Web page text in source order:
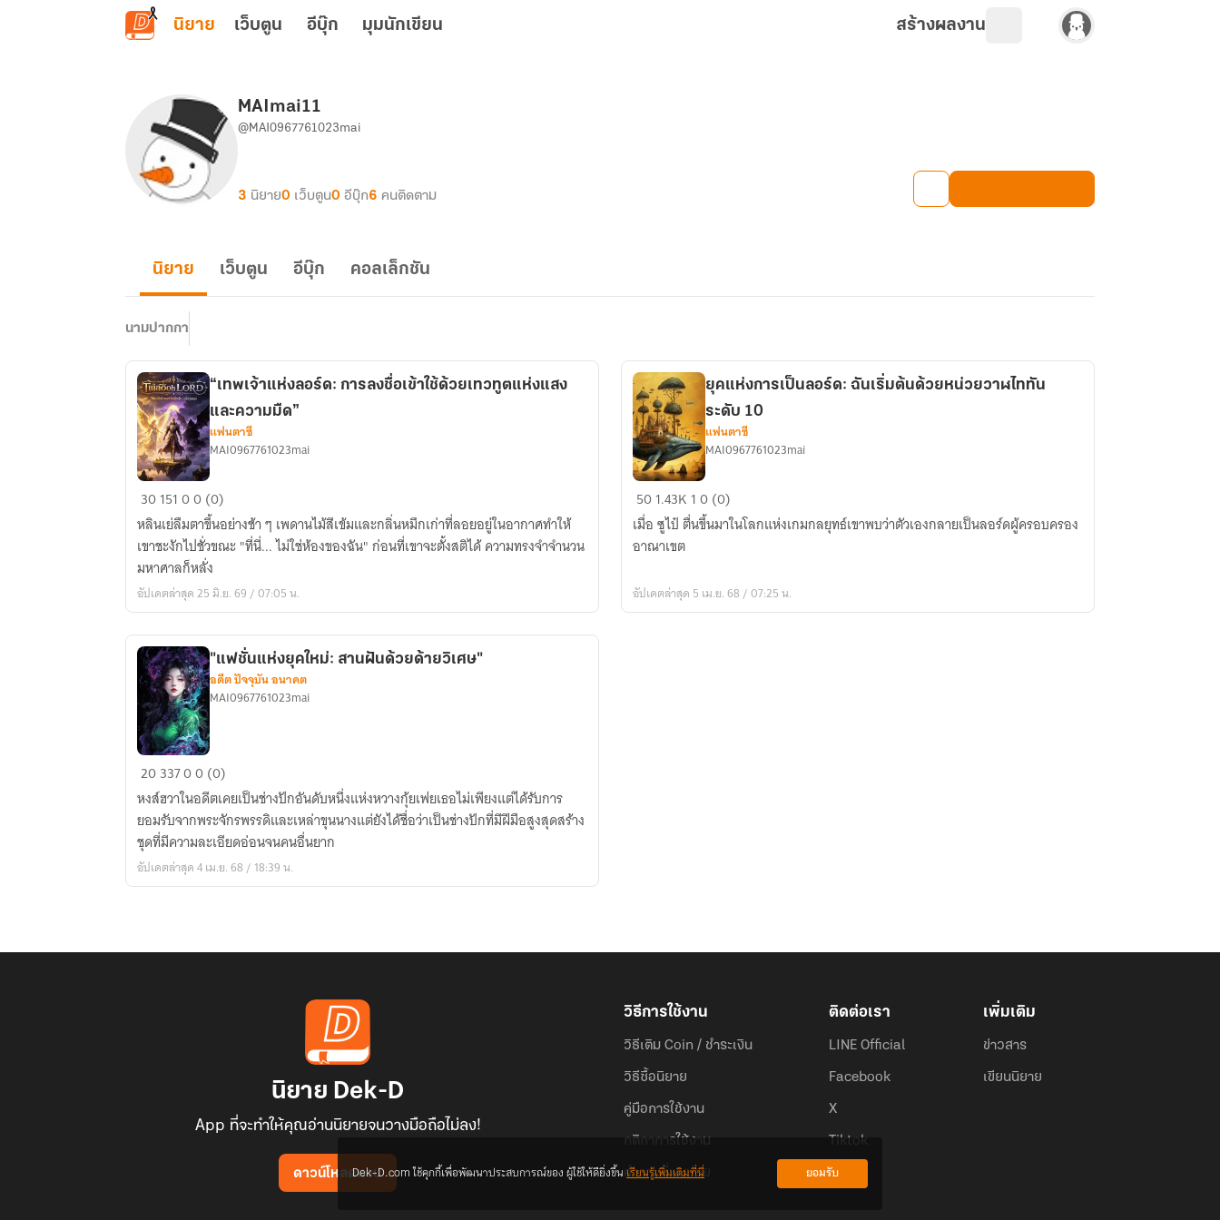
ข้ามไปยังเนื้อหาหลัก
นิยาย เว็บตูน อีบุ๊ก มุมนักเขียน สร้างผลงาน
MAImai11
@MAI0967761023mai
3 นิยาย0 เว็บตูน0 อีบุ๊ก6 คนติดตาม
นิยาย เว็บตูน อีบุ๊ก คอลเล็กชัน
นามปากกา
“เทพเจ้า
แห่ง
ลอร์ด:
การ
ลงชื่อ
เข้า
ด้วย
เทวทูต
แห่ง
แสง
และ
ความ
มืด”
“เทพเจ้าแห่งลอร์ด: การลงชื่อเข้าใช้ด้วยเทวทูตแห่งแสง
และความมืด”
แฟนตาซี
MAI0967761023mai
3015100 (0)
หลินเย่ลืมตาขึ้นอย่างช้า ๆ เพดานไม้สีเข้มและกลิ่นหมึกเก่าที่ลอยอยู่ในอากาศทำให้
เขาชะงักไปชั่วขณะ "ที่นี่... ไม่ใช่ห้องของฉัน" ก่อนที่เขาจะตั้งสติได้ ความทรงจำจำนวน
มหาศาลก็หลั่ง
อัปเดตล่าสุด 25 มิ.ย. 69 / 07:05 น.
ยุค
แห่ง
การ
เป็น
ฉัน
ยุคแห่งการเป็นลอร์ด: ฉันเริ่มต้นด้วยหน่วยวาฬไททัน
ระดับ 10
แฟนตาซี
MAI0967761023mai
501.43K 10 (0)
เมื่อ ซูไป๋ ตื่นขึ้นมาในโลกแห่งเกมกลยุทธ์เขาพบว่าตัวเองกลายเป็นลอร์ดผู้ครอบครอง
อาณาเขต
อัปเดตล่าสุด 5 เม.ย. 68 / 07:25 น.
"แฟชั่น
แห่ง
ยุค
ใหม่:
สาน
ฝัน
"แฟชั่นแห่งยุคใหม่: สานฝันด้วยด้ายวิเศษ"
อดีต ปัจจุบัน อนาคต
MAI0967761023mai
2033700 (0)
หงส์ฮวาในอดีตเคยเป็นช่างปักอันดับหนึ่งแห่งหวางกุ้ยเฟยเธอไม่เพียงแต่ได้รับการ
ยอมรับจากพระจักรพรรดิและเหล่าขุนนางแต่ยังได้ชื่อว่าเป็นช่างปักที่มีฝีมือสูงสุดสร้าง
ชุดที่มีความละเอียดอ่อนจนคนอื่นยาก
อัปเดตล่าสุด 4 เม.ย. 68 / 18:39 น.
นิยาย Dek-D
App ที่จะทำให้คุณอ่านนิยายจนวางมือถือไม่ลง!
ดาวน์โหลดแอป
วิธีการใช้งาน
วิธีเติม Coin / ชำระเงิน
วิธีซื้อนิยาย
คู่มือการใช้งาน
กติกาการใช้งาน
คำถามที่พบบ่อย
ติดต่อเรา
LINE Official
Facebook
X
Tiktok
เพิ่มเติม
ข่าวสาร
เขียนนิยาย
Dek-D.com ใช้คุกกี้เพื่อพัฒนาประสบการณ์ของ ผู้ใช้ให้ดียิ่งขึ้นเรียนรู้เพิ่มเติมที่นี่ ยอมรับ